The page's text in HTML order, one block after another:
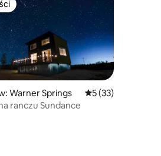
recenzji: 152
z kategorii Wybór gości
Warner Springs Średnia ocena: 5
5 (33)
ranczu Sundance